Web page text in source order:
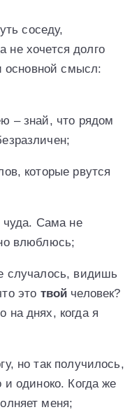
соседу,
не хочется долго
основной смысл:
– знай, что рядом
которые рвутся
чуда. Сама не
влюблюсь;
случалось, видишь
это твой человек?
на днях, когда я
но так получилось,
и одиноко. Когда же
меня;